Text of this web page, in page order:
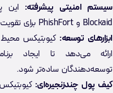
سیستم امنیتی پیشرفته: این
Blockaid و PhishFort برای تقویت امنیت شبکه همکاری می‌کند.
ابزارهای توسعه:
توسعه‌دهندگان ساده‌تر شود.
کیف پول چندزنجیره‌ای: